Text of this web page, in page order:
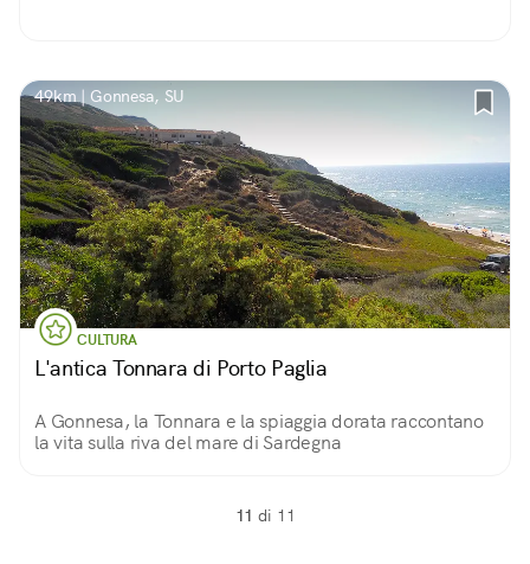
49km | Gonnesa, SU
CULTURA
L'antica Tonnara di Porto Paglia
A Gonnesa, la Tonnara e la spiaggia dorata raccontano
la vita sulla riva del mare di Sardegna
11 di 11